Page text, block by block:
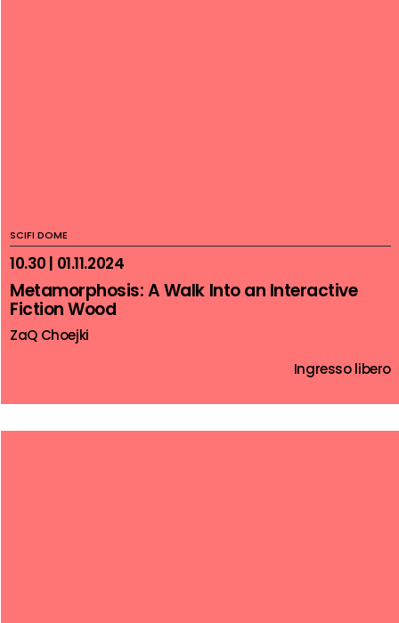
SCIFI DOME
10.30 | 01.11.2024
Metamorphosis: A Walk Into an Interactive
Fiction Wood
ZaQ Choejki
Ingresso libero